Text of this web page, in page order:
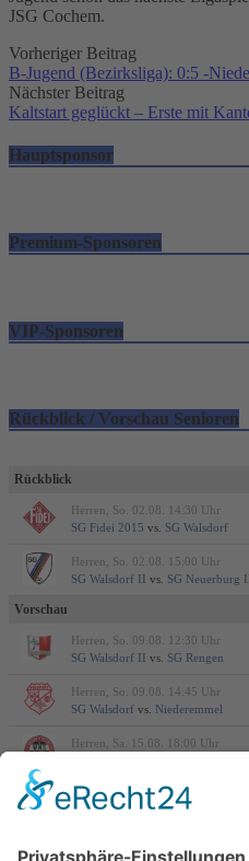
JSG Cochem.
Post
navigation
Vorheriger Beitrag
B-Jugend (Bezirksliga): 0:5 -
Nächster Beitrag
Kaltstart geglückt – Erste mit
Hauptsponsor
Premium-Sponsoren
VIP-Sponsoren
Rückblick / Vorschau Senioren